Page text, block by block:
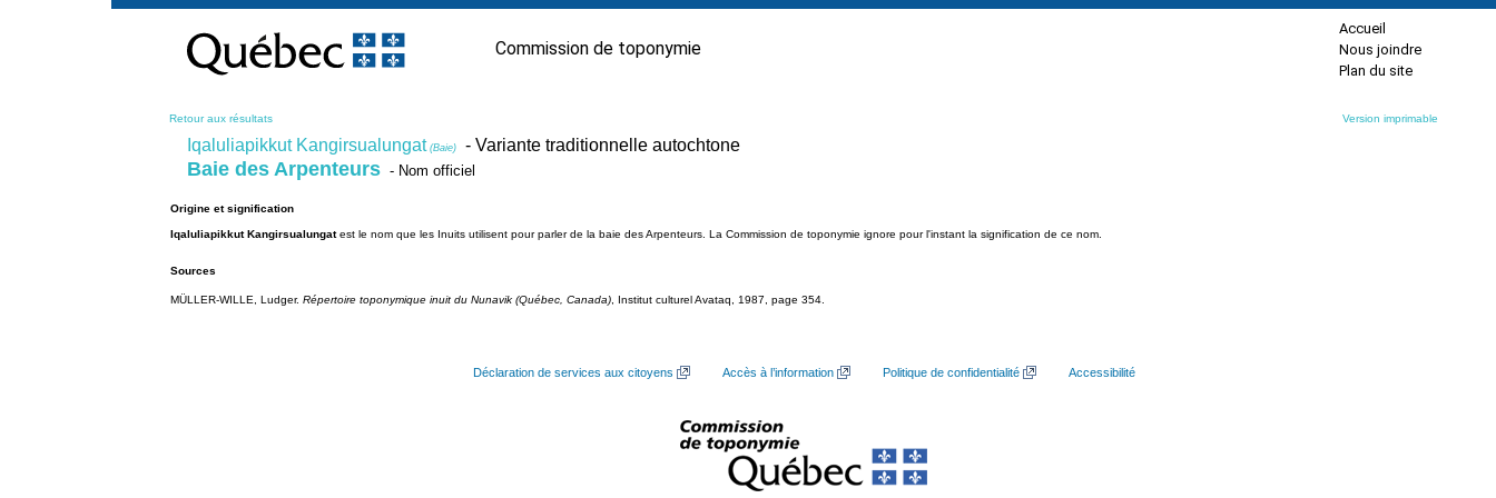
contenu
Commission de toponymie
Accueil
Nous joindre
Plan du site
Retour aux résultats Version imprimable
Iqaluliapikkut Kangirsualungat(Baie) - Variante traditionnelle autochtone
Baie des Arpenteurs - Nom officiel
Origine et signification
Iqaluliapikkut Kangirsualungatest le nom que les Inuits utilisent pour parler de la baie des Arpenteurs. La Commission de toponymie ignore pour l'instant la signification de ce nom.
Sources
MÜLLER-WILLE, Ludger. Répertoire toponymique inuit du Nunavik (Québec, Canada) , Institut culturel Avataq, 1987, page 354.
Déclaration de services aux citoyens Accès à l’information Politique de confidentialité Accessibilité